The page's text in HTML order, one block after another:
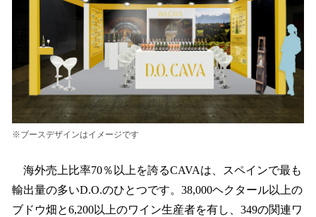
※ブースデザインはイメージです
海外売上比率70％以上を誇るCAVAは、スペインで最も
輸出量の多いD.O.のひとつです。38,000ヘクタール以上の
ブドウ畑と6,200以上のワイン生産者を有し、349の関連ワ